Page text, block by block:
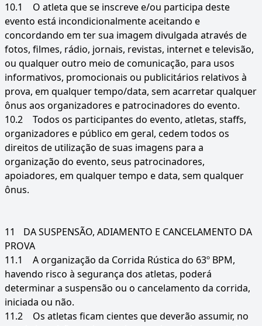
10.1
O atleta que se inscreve e/ou participa deste
evento está incondicionalmente aceitando e
concordando em ter sua imagem divulgada através de
fotos, filmes, rádio, jornais, revistas, internet e televisão,
ou qualquer outro meio de comunicação, para usos
informativos, promocionais ou publicitários relativos à
prova, em qualquer tempo/data, sem acarretar qualquer
ônus aos organizadores e patrocinadores do evento.
10.2
Todos os participantes do evento, atletas, staffs,
organizadores e público em geral, cedem todos os
direitos de utilização de suas imagens para a
organização do evento, seus patrocinadores,
apoiadores, em qualquer tempo e data, sem qualquer
ônus.
11
DA SUSPENSÃO, ADIAMENTO E CANCELAMENTO DA
PROVA
11.1
A organização da Corrida Rústica do 63º BPM,
havendo risco à segurança dos atletas, poderá
determinar a suspensão ou o cancelamento da corrida,
iniciada ou não.
11.2
Os atletas ficam cientes que deverão assumir, no